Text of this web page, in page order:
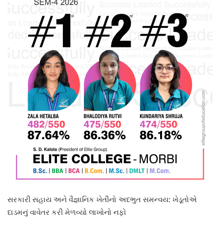
સરકારી સહાય અને વૈજ્ઞાનિક ખેતીનો અદભુત સમન્વય: ખેડૂતોએ
દાડમનું વાવેતર કરી મેળવ્યો લાખોનો નફો